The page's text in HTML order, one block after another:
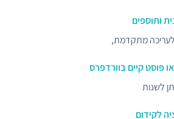
ותוספים
מתקדמת,
לשנות
לקידום